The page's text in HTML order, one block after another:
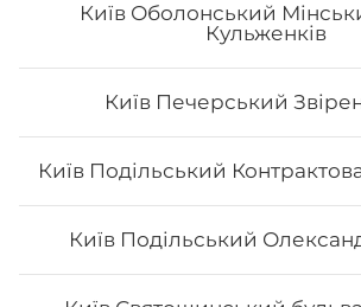
Київ Оболонський
Кульженків
Київ Печерський
Київ Подільський
Київ Подільський
Роял класік
Вага: 390 г Склад: Рис, норі, лосось,
Філадельфія, ікра тобіко
412₴